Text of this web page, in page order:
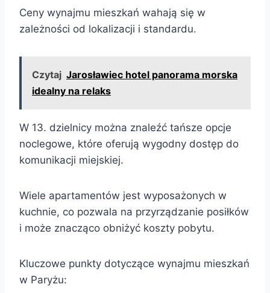
Ceny wynajmu mieszkań wahają się w
zależności od lokalizacji i standardu.
Czytaj Jarosławiec hotel panorama morska
idealny na relaks
W 13. dzielnicy można znaleźć tańsze opcje
noclegowe, które oferują wygodny dostęp do
komunikacji miejskiej.
Wiele apartamentów jest wyposażonych w
kuchnie, co pozwala na przyrządzanie posiłków
i może znacząco obniżyć koszty pobytu.
Kluczowe punkty dotyczące wynajmu mieszkań
w Paryżu: